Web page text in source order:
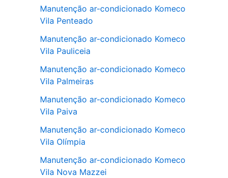
Manutenção ar-condicionado Komeco
Vila Penteado
Manutenção ar-condicionado Komeco
Vila Pauliceia
Manutenção ar-condicionado Komeco
Vila Palmeiras
Manutenção ar-condicionado Komeco
Vila Paiva
Manutenção ar-condicionado Komeco
Vila Olímpia
Manutenção ar-condicionado Komeco
Vila Nova Mazzei